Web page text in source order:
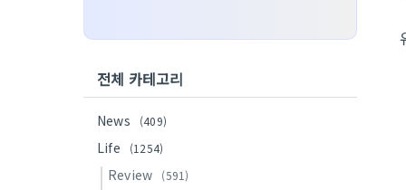
전체 카테고리
News (409)
Life (1254)
Review (591)